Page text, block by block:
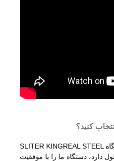
کنید؟
SLITER KINGREAL STEEL بیش از 20 سال تجربه در دستگاه
دستگاه ما را با موفقیت